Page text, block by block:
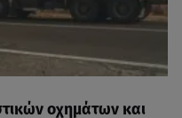
οχημάτων και